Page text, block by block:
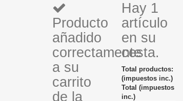
Producto
añadido
correctamente
a su
carrito
de la
Hay 1
artículo
en su
cesta.
Total productos:
(impuestos inc.)
Total (impuestos
inc.)